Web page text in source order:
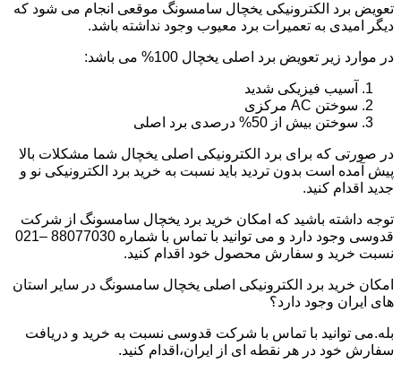
تعویض برد الکترونیکی یخچال سامسونگ موقعی انجام می شود که
دیگر امیدی به تعمیرات برد معیوب وجود نداشته باشد.
در موارد زیر تعویض برد اصلی یخچال 100% می باشد:
آسیب فیزیکی شدید
سوختن AC مرکزی
سوختن بیش از 50% درصدی برد اصلی
در صورتی که برای برد الکترونیکی اصلی یخچال شما مشکلات بالا
پیش آمده است بدون تردید باید نسبت به خرید برد الکترونیکی نو و
جدید اقدام کنید.
توجه داشته باشید که امکان خرید برد یخچال سامسونگ از شرکت
قدوسی وجود دارد و می توانید با تماس با شماره 88077030 –021
نسبت خرید و سفارش محصول خود اقدام کنید.
امکان خرید برد الکترونیکی اصلی یخچال سامسونگ در سایر استان
های ایران وجود دارد؟
بله.می توانید با تماس با شرکت قدوسی نسبت به خرید و دریافت
سفارش خود در هر نقطه ای از ایران،اقدام کنید.